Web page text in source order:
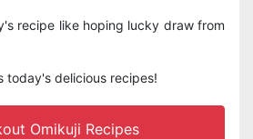
recipe like hoping lucky draw from
today's delicious recipes!
Omikuji Recipes